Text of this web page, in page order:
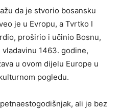
da je stvorio bosansku
je u Evropu, a Tvrtko I
proširio i učinio Bosnu,
1463. godine,
u ovom dijelu Europe u
pogledu.
ali je bez